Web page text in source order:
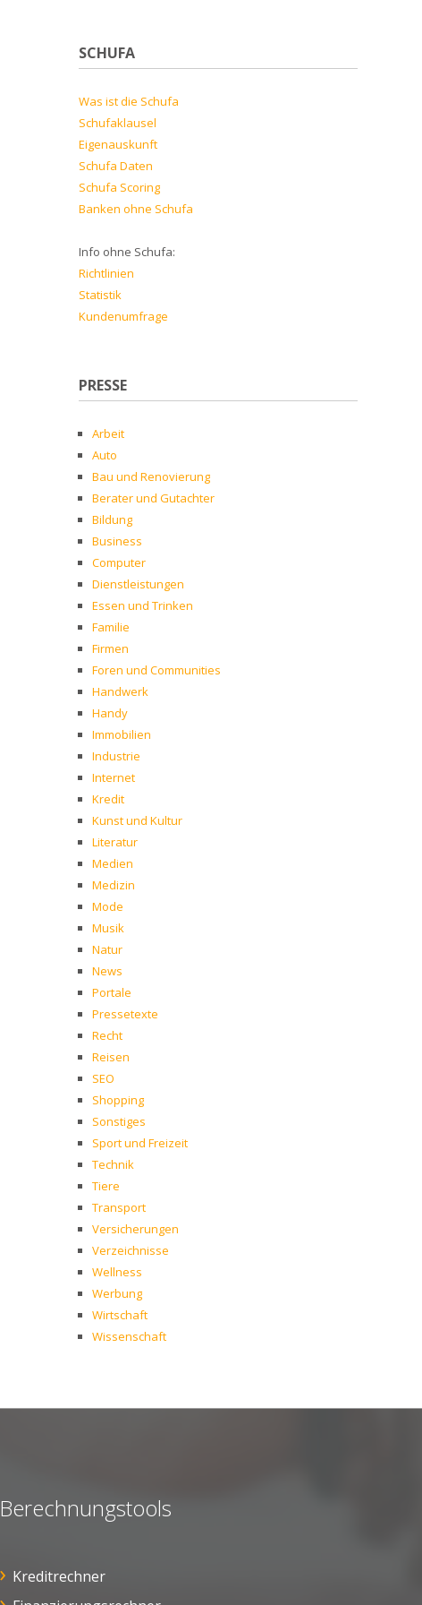
SCHUFA
Was ist die Schufa
Schufaklausel
Eigenauskunft
Schufa Daten
Schufa Scoring
Banken ohne Schufa
Info ohne Schufa:
Richtlinien
Statistik
Kundenumfrage
PRESSE
Arbeit
Auto
Bau und Renovierung
Berater und Gutachter
Bildung
Business
Computer
Dienstleistungen
Essen und Trinken
Familie
Firmen
Foren und Communities
Handwerk
Handy
Immobilien
Industrie
Internet
Kredit
Kunst und Kultur
Literatur
Medien
Medizin
Mode
Musik
Natur
News
Portale
Pressetexte
Recht
Reisen
SEO
Shopping
Sonstiges
Sport und Freizeit
Technik
Tiere
Transport
Versicherungen
Verzeichnisse
Wellness
Werbung
Wirtschaft
Wissenschaft
Berechnungstools
Kreditrechner